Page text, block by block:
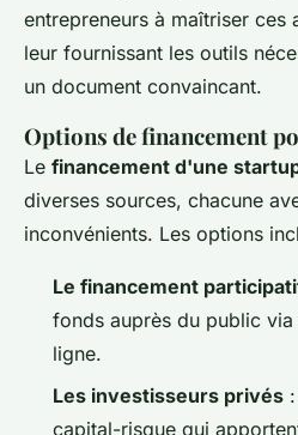
entrepreneurs à maîtriser ces
leur fournissant les outils
un document convaincant.
Options de financement
Le financement d'une
diverses sources, chacune
inconvénients. Les options
Le financement
fonds auprès du public
ligne.
Les investisseurs privés
capital-risque qui